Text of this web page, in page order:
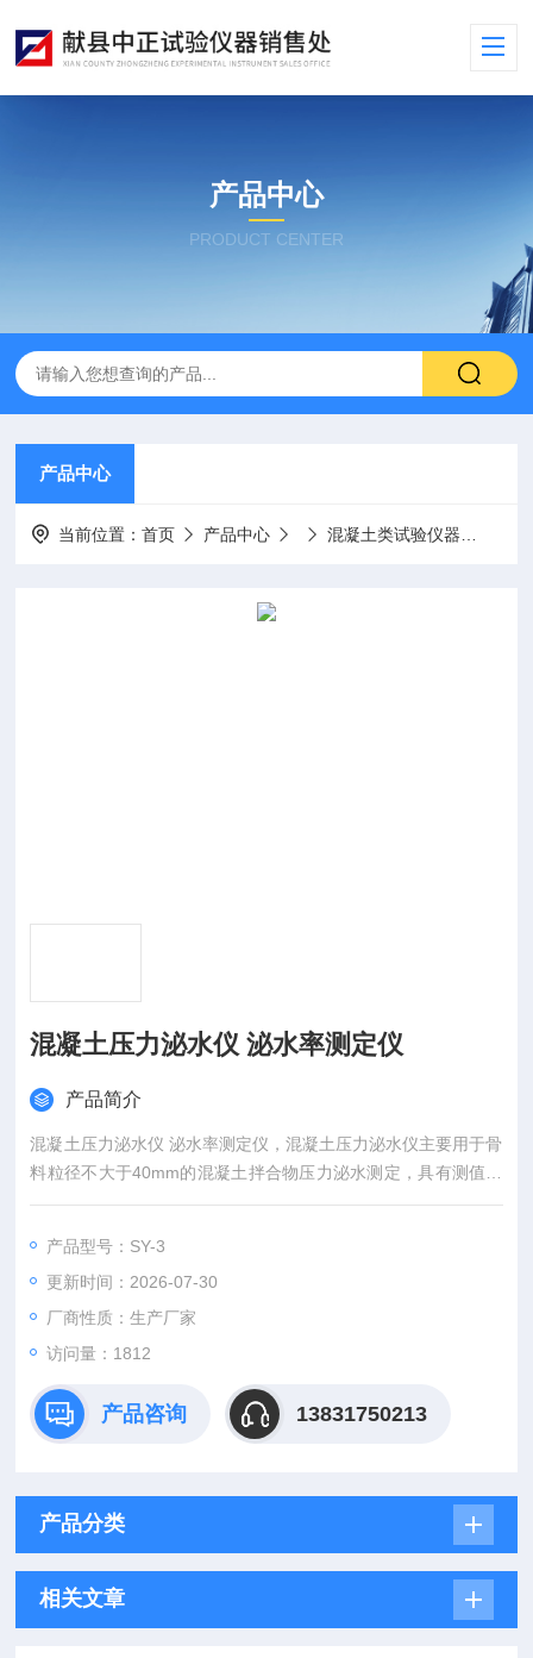
产品中心
PRODUCT CENTER
产品中心
当前位置：首页 产品中心 混凝土类试验仪器
混凝土压力泌水仪 泌水率测定仪
产品简介
混凝土压力泌水仪 泌水率测定仪，混凝土压力泌水仪主要用于骨
料粒径不大于40mm的混凝土拌合物压力泌水测定，具有测值准
确、操作简便、体积小、重量轻、脱模方便等特点。主要由液压
473标准要求。
产品型号：SY-3
更新时间：2026-07-30
厂商性质：生产厂家
访问量：1812
产品咨询 13831750213
产品分类
相关文章